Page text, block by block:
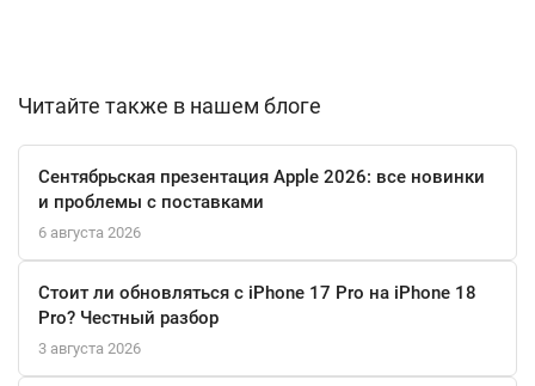
устройств Galaxy Wearables, от умных часов до наушников,
оснащена полным набором датчиков, интерфейсом USB Type-C
и современными модулями беспроводной связи Wi-Fi и
Bluetooth 5.3.
Читайте также в нашем блоге
Сентябрьская презентация Apple 2026: все новинки
и проблемы с поставками
6 августа 2026
Стоит ли обновляться с iPhone 17 Pro на iPhone 18
Pro? Честный разбор
3 августа 2026